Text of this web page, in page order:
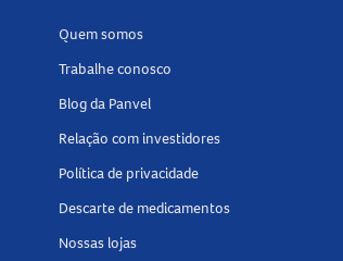
Quem somos
Trabalhe conosco
Blog da Panvel
Relação com investidores
Política de privacidade
Descarte de medicamentos
Nossas lojas